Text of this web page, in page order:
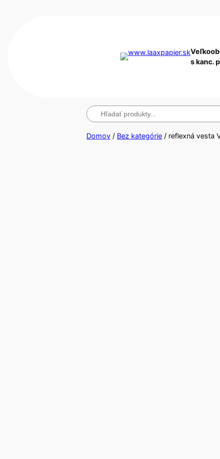
s kanc.
Hľadanie
Domov / Bez kategórie / reflexná vesta